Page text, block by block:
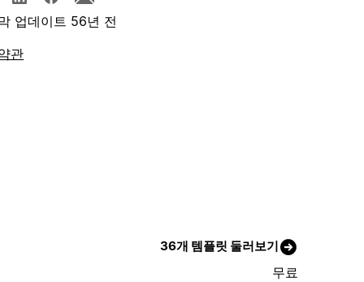
업데이트 56년 전
관
36개 템플릿 둘러보기
무료